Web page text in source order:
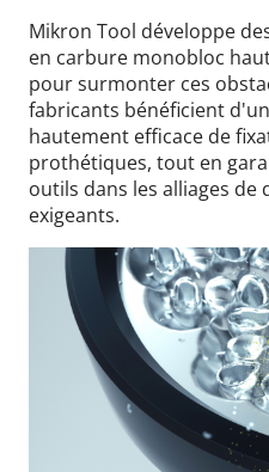
Mikron Tool développe
en carbure monobloc
pour surmonter ces
fabricants bénéficient
hautement efficace de
prothétiques, tout en
outils dans les alliages de
exigeants.